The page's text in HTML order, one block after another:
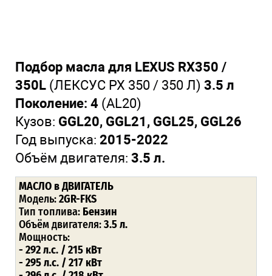
Подбор масла для LEXUS RX350 /
350L (ЛЕКСУС РХ 350 / 350 Л) 3.5 л
Поколение: 4 (AL20)
Кузов: GGL20, GGL21, GGL25, GGL26
Год выпуска: 2015-2022
Объём двигателя: 3.5 л.
МАСЛО в ДВИГАТЕЛЬ
Модель:2GR-FKS
Тип топлива: Бензин
Объём двигателя:3.5 л.
Мощность:
- 292 л.с. / 215 кВт
- 295 л.с. / 217 кВт